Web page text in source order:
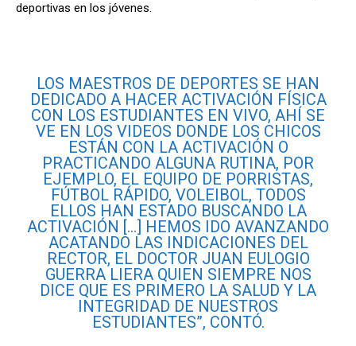
deportivas en los jóvenes.
LOS MAESTROS DE DEPORTES SE HAN
DEDICADO A HACER ACTIVACIÓN FÍSICA
CON LOS ESTUDIANTES EN VIVO, AHÍ SE
VE EN LOS VIDEOS DONDE LOS CHICOS
ESTÁN CON LA ACTIVACIÓN O
PRACTICANDO ALGUNA RUTINA, POR
EJEMPLO, EL EQUIPO DE PORRISTAS,
FÚTBOL RÁPIDO, VOLEIBOL, TODOS
ELLOS HAN ESTADO BUSCANDO LA
ACTIVACIÓN […] HEMOS IDO AVANZANDO
ACATANDO LAS INDICACIONES DEL
RECTOR, EL DOCTOR JUAN EULOGIO
GUERRA LIERA QUIEN SIEMPRE NOS
DICE QUE ES PRIMERO LA SALUD Y LA
INTEGRIDAD DE NUESTROS
ESTUDIANTES”, CONTÓ.